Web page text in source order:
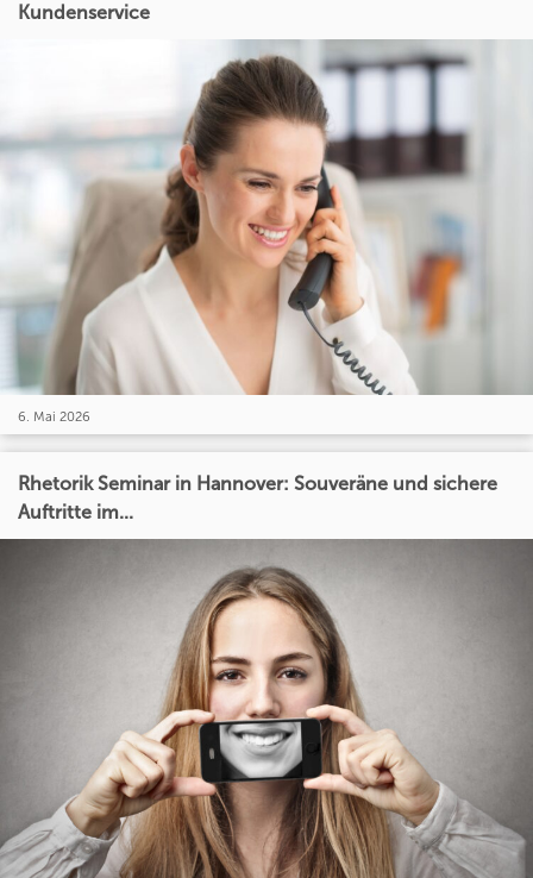
Kundenservice
6. Mai 2026
Rhetorik Seminar in Hannover: Souveräne und sichere
Auftritte im...